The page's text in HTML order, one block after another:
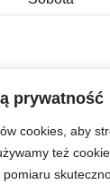
prywatność
cookies, aby
też